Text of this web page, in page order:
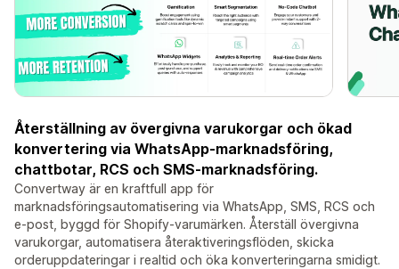
Återställning av övergivna varukorgar och ökad
konvertering via WhatsApp-marknadsföring,
chattbotar, RCS och SMS-marknadsföring.
Convertway är en kraftfull app för
marknadsföringsautomatisering via WhatsApp, SMS, RCS och
e-post, byggd för Shopify-varumärken. Återställ övergivna
varukorgar, automatisera återaktiveringsflöden, skicka
orderuppdateringar i realtid och öka konverteringarna smidigt.